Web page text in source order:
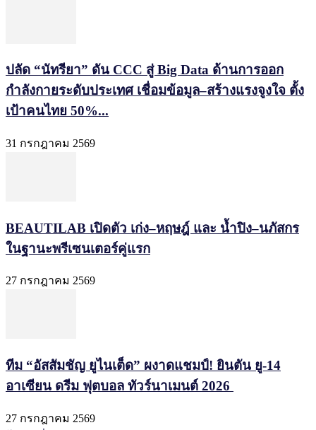
ปลัด “นัทรียา” ดัน CCC สู่ Big Data ด้านการออก
กำลังกายระดับประเทศ เชื่อมข้อมูล–สร้างแรงจูงใจ ตั้ง
เป้าคนไทย 50%...
31 กรกฎาคม 2569
BEAUTILAB เปิดตัว เก่ง–หฤษฎ์ และ น้ำปิง–นภัสกร
ในฐานะพรีเซนเตอร์คู่แรก
27 กรกฎาคม 2569
ทีม “อัสสัมชัญ ยูไนเต็ด” ผงาดแชมป์! ยินตัน ยู-14
อาเซียน ดรีม ฟุตบอล ทัวร์นาเมนต์ 2026
27 กรกฎาคม 2569